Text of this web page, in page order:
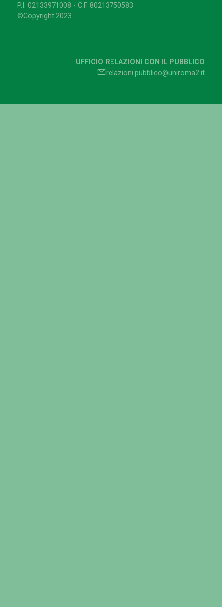
P.I. 02133971008 - C.F. 80213750583
©Copyright 2023
UFFICIO RELAZIONI CON IL PUBBLICO
relazioni.pubblico@uniroma2.it